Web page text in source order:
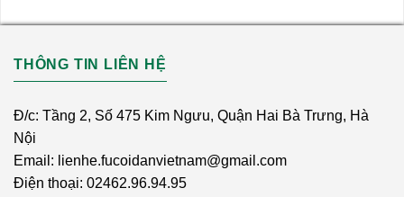
THÔNG TIN LIÊN HỆ
Đ/c: Tầng 2, Số 475 Kim Ngưu, Quận Hai Bà Trưng, Hà
Nội
Email: lienhe.fucoidanvietnam@gmail.com
Điện thoại: 02462.96.94.95